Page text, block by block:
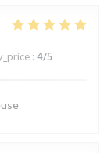
: 4/5